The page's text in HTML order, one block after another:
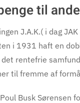
til
J.A.K.( i dag
i 1931 haft en
rentefrie
til fremme af
Busk Sørensen